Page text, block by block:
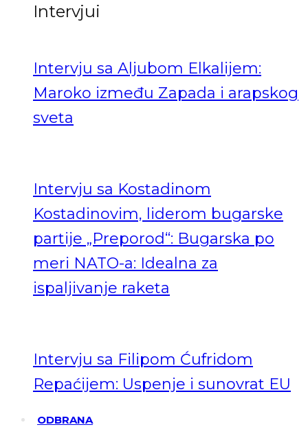
Intervjui
Intervju sa Aljubom Elkalijem:
Maroko između Zapada i arapskog
sveta
Intervju sa Kostadinom
Kostadinovim, liderom bugarske
partije „Preporod“: Bugarska po
meri NATO-a: Idealna za
ispaljivanje raketa
Intervju sa Filipom Ćufridom
Repaćijem: Uspenje i sunovrat EU
ODBRANA